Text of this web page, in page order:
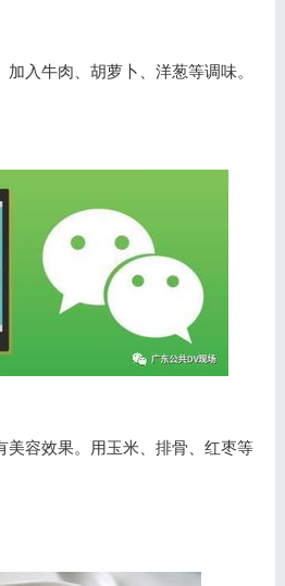
入牛肉、胡萝卜、洋葱等调味。
美容效果。用玉米、排骨、红枣等